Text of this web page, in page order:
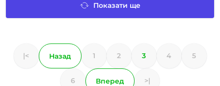
Показати ще
|< Назад 1 2 3 4 5
6 Вперед >|